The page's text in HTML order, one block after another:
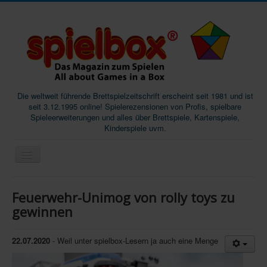
Die weltweit führende Brettspielzeitschrift erscheint seit 1981 und ist
seit 3.12.1995 online! Spielerezensionen von Profis, spielbare
Spieleerweiterungen und alles über Brettspiele, Kartenspiele,
Kinderspiele uvm.
Magazine
Podcast
Feuerwehr-Unimog von rolly toys zu
gewinnen
22.07.2020 - Weil unter spielbox-Lesern ja auch eine Menge